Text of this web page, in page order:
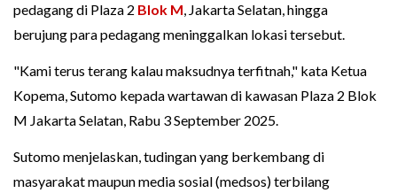
pedagang di Plaza 2 Blok M, Jakarta Selatan, hingga
berujung para pedagang meninggalkan lokasi tersebut.
"Kami terus terang kalau maksudnya terfitnah," kata Ketua
Kopema, Sutomo kepada wartawan di kawasan Plaza 2 Blok
M Jakarta Selatan, Rabu 3 September 2025.
Sutomo menjelaskan, tudingan yang berkembang di
masyarakat maupun media sosial (medsos) terbilang